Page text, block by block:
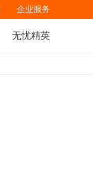
企业服务
无忧精英